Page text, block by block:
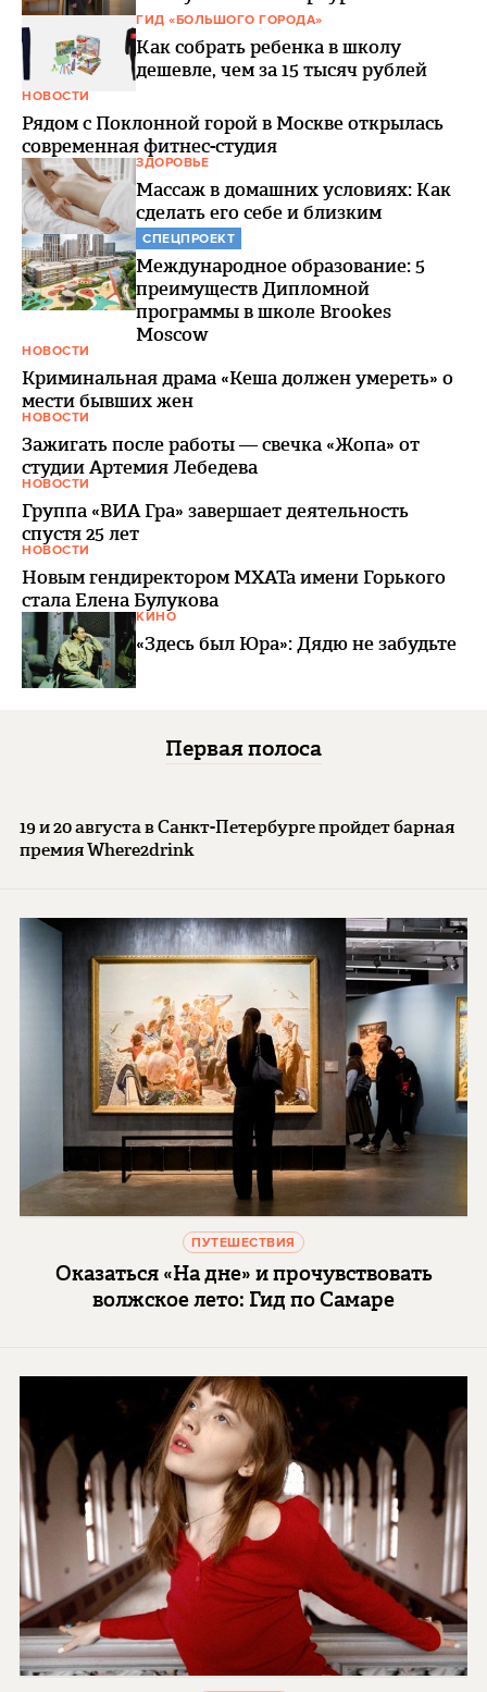
ГИД «БОЛЬШОГО ГОРОДА»
Как собрать ребенка в школу
дешевле, чем за 15 тысяч рублей
НОВОСТИ
Рядом с Поклонной горой в Москве открылась
современная фитнес-студия
ЗДОРОВЬЕ
Массаж в домашних условиях: Как
сделать его себе и близким
СПЕЦПРОЕКТ
Международное образование: 5
преимуществ Дипломной
программы в школе Brookes
Moscow
НОВОСТИ
Криминальная драма «Кеша должен умереть» о
мести бывших жен
НОВОСТИ
Зажигать после работы — свечка «Жопа» от
студии Артемия Лебедева
НОВОСТИ
Группа «ВИА Гра» завершает деятельность
спустя 25 лет
НОВОСТИ
Новым гендиректором МХАТа имени Горького
стала Елена Булукова
КИНО
«Здесь был Юра»: Дядю не забудьте
Первая полоса
19 и 20 августа в Санкт-Петербурге пройдет барная
премия Where2drink
ПУТЕШЕСТВИЯ
Оказаться «На дне» и прочувствовать
волжское лето: Гид по Самаре